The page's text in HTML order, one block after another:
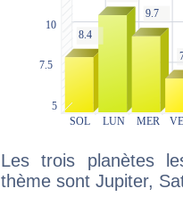
Les trois planètes
thème sont Jupiter,